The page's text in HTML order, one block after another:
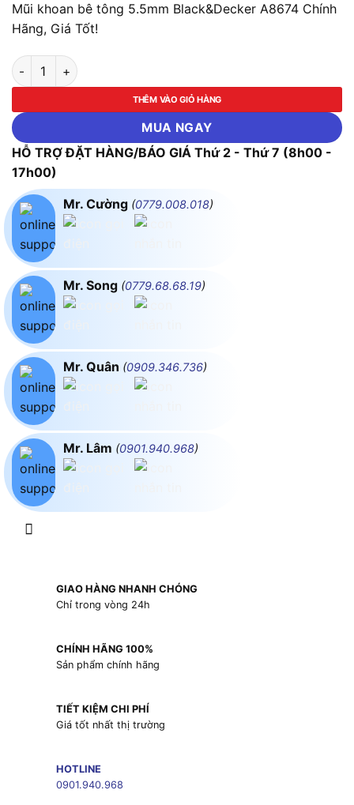
Mũi khoan bê tông 5.5mm Black&Decker A8674 Chính
Hãng, Giá Tốt!
Mũi khoan bê tông 5.5mm Black&Decker A8674 số lượng
THÊM VÀO GIỎ HÀNG
MUA NGAY
HỖ TRỢ ĐẶT HÀNG/BÁO GIÁ Thứ 2 - Thứ 7 (8h00 -
17h00)
Mr. Cường (0779.008.018)
Mr. Song (0779.68.68.19)
Mr. Quân (0909.346.736)
Mr. Lâm (0901.940.968)
GIAO HÀNG NHANH CHÓNG
Chỉ trong vòng 24h
CHÍNH HÃNG 100%
Sản phẩm chính hãng
TIẾT KIỆM CHI PHÍ
Giá tốt nhất thị trường
HOTLINE
0901.940.968